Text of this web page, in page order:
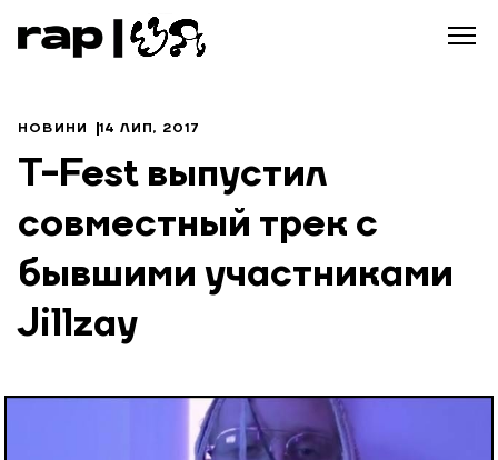
НОВИНИ 14 ЛИП, 2017
T-Fest выпустил
совместный трек с
бывшими участниками
Jillzay